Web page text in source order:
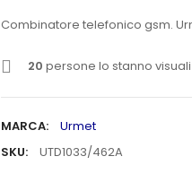
Combinatore telefonico gsm.
20 persone lo stanno
MARCA:
Urmet
SKU:
UTD1033/462A